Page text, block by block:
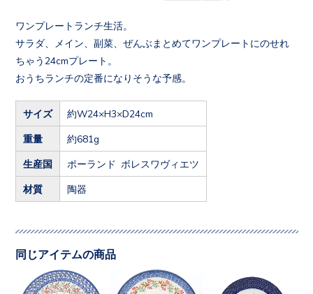
ワンプレートランチ生活。
サラダ、メイン、副菜、ぜんぶまとめてワンプレートにのせれ
ちゃう24cmプレート。
おうちランチの定番になりそうな予感。
サイズ 約W24×H3×D24cm
重量 約681g
生産国 ポーランド ボレスワヴィエツ
材質 陶器
同じアイテムの商品